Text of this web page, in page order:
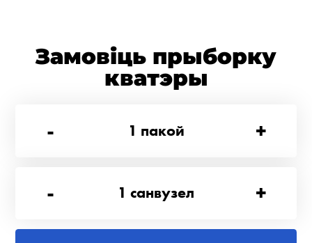
Замовіць прыборку
кватэры
-
1 пакой +
- 1 санвузел +